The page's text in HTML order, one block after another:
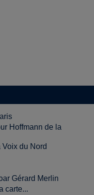
Hoffmann de la
du Nord
Gérard Merlin
carte...